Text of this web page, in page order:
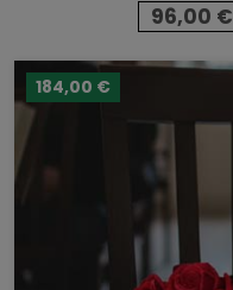
96,00 €
184,00 €